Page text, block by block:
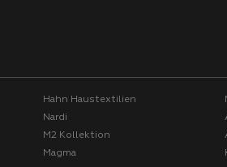
Hahn Haustextilien
Nardi
M2 Kollektion
Magma